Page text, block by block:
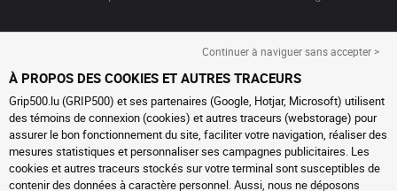
Continuer à naviguer sans accepter >
À PROPOS DES COOKIES ET AUTRES TRACEURS
Grip500.lu (GRIP500) et ses partenaires (Google, Hotjar, Microsoft) utilisent
des témoins de connexion (cookies) et autres traceurs (webstorage) pour
assurer le bon fonctionnement du site, faciliter votre navigation, réaliser des
mesures statistiques et personnaliser ses campagnes publicitaires. Les
cookies et autres traceurs stockés sur votre terminal sont susceptibles de
contenir des données à caractère personnel. Aussi, nous ne déposons